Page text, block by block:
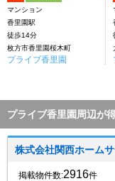
マンション
香里園駅
徒歩14分
枚方市香里園桜木町
プライブ香里園
プライブ香里園周辺が
株式会社関西ホーム
掲載物件数:2916件